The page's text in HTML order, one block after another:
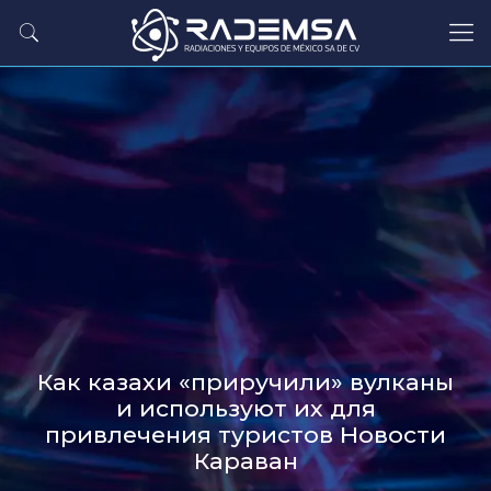
Как казахи «приручили» вулканы
и используют их для
привлечения туристов Новости
Караван